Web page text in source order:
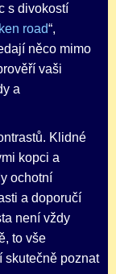
s divokostí
road“,
něco mimo
vaši
a
Klidné
kopci a
ochotní
a doporučí
není vždy
to vše
skutečně poznat